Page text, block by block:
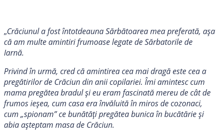
„Crăciunul a fost întotdeauna Sărbătoarea mea preferată, așa
că am multe amintiri frumoase legate de Sărbatorile de
Iarnă.
Privind în urmă, cred că amintirea cea mai dragă este cea a
pregătirilor de Crăciun din anii copilariei. Îmi amintesc cum
mama pregătea bradul și eu eram fascinată mereu de cât de
frumos ieșea, cum casa era învăluită în miros de cozonaci,
cum „spionam” ce bunătăți pregătea bunica în bucătărie și
abia așteptam masa de Crăciun.